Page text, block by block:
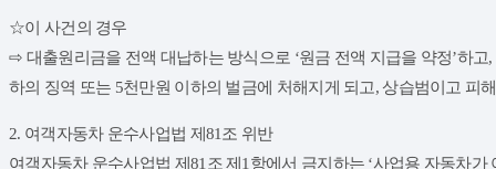
☆이 사건의 경우
⇨ 대출원리금을 전액 대납하는 방식으로 ‘원금 전액 지급을 약정’하
하의 징역 또는 5천만원 이하의 벌금에 처해지게 되고, 상습범이고 피
2. 여객자동차 운수사업법 제81조 위반
여객자동차 운수사업법 제81조 제1항에서 금지하는 ‘사업용 자동차